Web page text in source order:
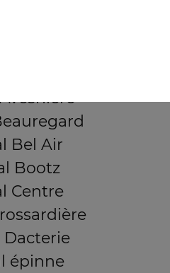
Bel Air
Bootz
Centre
Dacterie
épinne